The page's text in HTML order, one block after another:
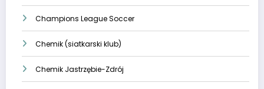
Champions League Soccer
Chemik (siatkarski klub)
Chemik Jastrzębie-Zdrój